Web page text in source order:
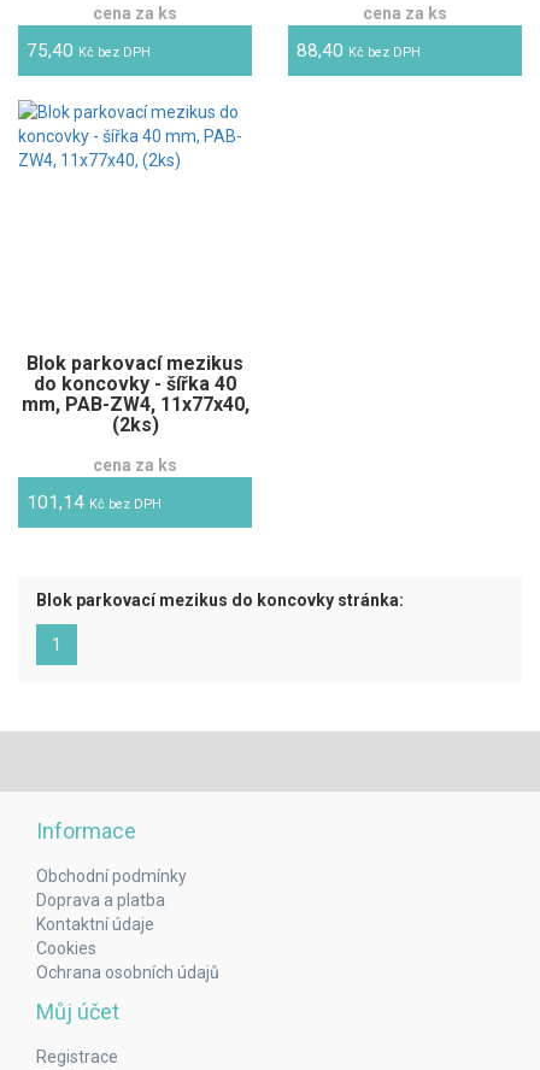
cena za ks
75,40 Kč bez DPH
cena za ks
88,40 Kč bez DPH
Blok parkovací mezikus
do koncovky - šířka 40
mm, PAB-ZW4, 11x77x40,
(2ks)
cena za ks
101,14 Kč bez DPH
Blok parkovací mezikus do koncovky stránka:
1
Informace
Obchodní podmínky
Doprava a platba
Kontaktní údaje
Cookies
Ochrana osobních údajů
Můj účet
Registrace